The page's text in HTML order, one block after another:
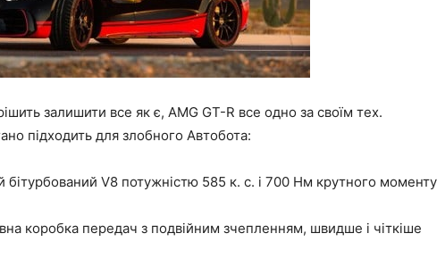
залишити все як є, AMG GT-R все одно за своїм тех.
підходить для злобного Автобота:
V8 потужністю 585 к. с. і 700 Нм крутного моменту
коробка передач з подвійним зчепленням, швидше і чіткіше